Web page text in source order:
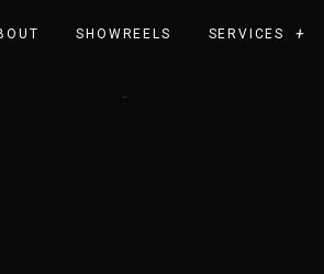
SHOWREELS SERVICES